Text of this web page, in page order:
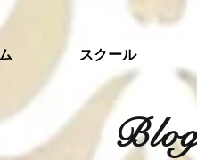
スクール